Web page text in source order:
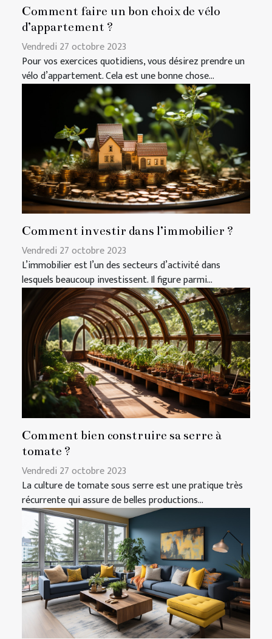
Comment faire un bon choix de vélo
d’appartement ?
Vendredi 27 octobre 2023
Pour vos exercices quotidiens, vous désirez prendre un
vélo d’appartement. Cela est une bonne chose...
Comment investir dans l’immobilier ?
Vendredi 27 octobre 2023
L’immobilier est l’un des secteurs d’activité dans
lesquels beaucoup investissent. Il figure parmi...
Comment bien construire sa serre à
tomate ?
Vendredi 27 octobre 2023
La culture de tomate sous serre est une pratique très
récurrente qui assure de belles productions...